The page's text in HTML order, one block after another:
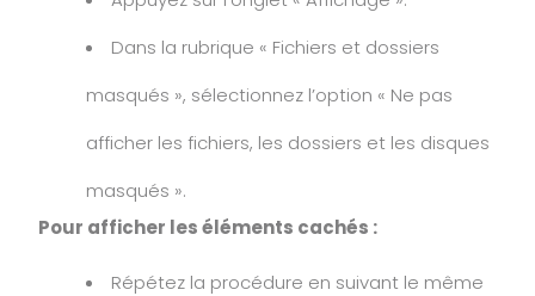
Dans la rubrique « Fichiers et dossiers
masqués », sélectionnez l’option « Ne pas
afficher les fichiers, les dossiers et les disques
masqués ».
Pour afficher les éléments cachés :
Répétez la procédure en suivant le même